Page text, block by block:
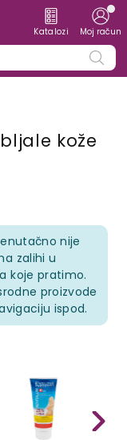
Katalozi Moj račun
kože
nije
zalihi u
koje pratimo.
proizvode
ispod.